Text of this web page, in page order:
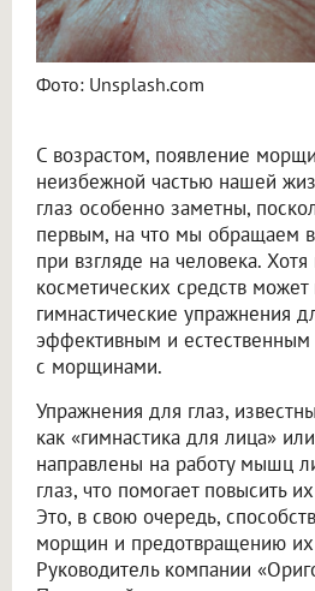
Фото: Unsplash.com
С возрастом, появление
неизбежной частью нашей
глаз особенно заметны,
первым, на что мы обращаем
при взгляде на человека.
косметических средств
гимнастические упражнения
эффективным и
с морщинами.
Упражнения для глаз,
как «гимнастика для лица»
направлены на работу мышц
глаз, что помогает повысить
Это, в свою очередь,
морщин и предотвращению их
Руководитель компании